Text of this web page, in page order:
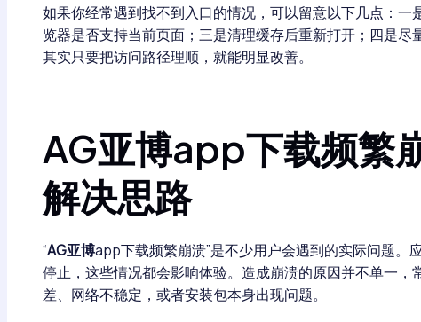
如果你经常遇到找不到入口的情况，可以留意以下几点：
览器是否支持当前页面；三是清理缓存后重新打开；四是尽
其实只要把访问路径理顺，就能明显改善。
AG亚博app下载频繁
解决思路
“AG亚博app下载频繁崩溃”是不少用户会遇到的实际问题。
停止，这些情况都会影响体验。造成崩溃的原因并不单一
差、网络不稳定，或者安装包本身出现问题。